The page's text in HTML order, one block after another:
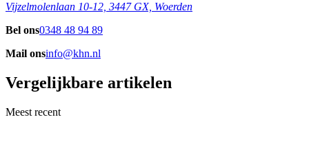
Vijzelmolenlaan 10-12, 3447 GX, Woerden
Bel ons0348 48 94 89
Mail onsinfo@khn.nl
Vergelijkbare artikelen
Meest recent